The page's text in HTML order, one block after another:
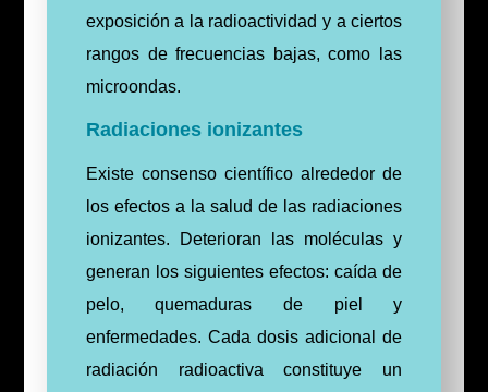
exposición a la radioactividad y a ciertos
rangos de frecuencias bajas, como las
microondas.
Radiaciones ionizantes
Existe consenso científico alrededor de
los efectos a la salud de las radiaciones
ionizantes. Deterioran las moléculas y
generan los siguientes efectos: caída de
pelo, quemaduras de piel y
enfermedades. Cada dosis adicional de
radiación radioactiva constituye un